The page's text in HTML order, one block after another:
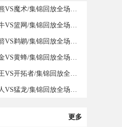
01月19日 NBA 灰熊VS魔术/集锦回放全场录像/集锦回放
01月19日 NBA 公牛VS篮网/集锦回放全场录像/集锦回放
01月19日 NBA 火箭VS鹈鹕/集锦回放全场录像/集锦回放
01月19日 NBA 掘金VS黄蜂/集锦回放全场录像/集锦回放
01月19日 NBA 国王VS开拓者/集锦回放全场录像/集锦回放
01月19日 NBA 湖人VS猛龙/集锦回放全场录像/集锦回放
更多